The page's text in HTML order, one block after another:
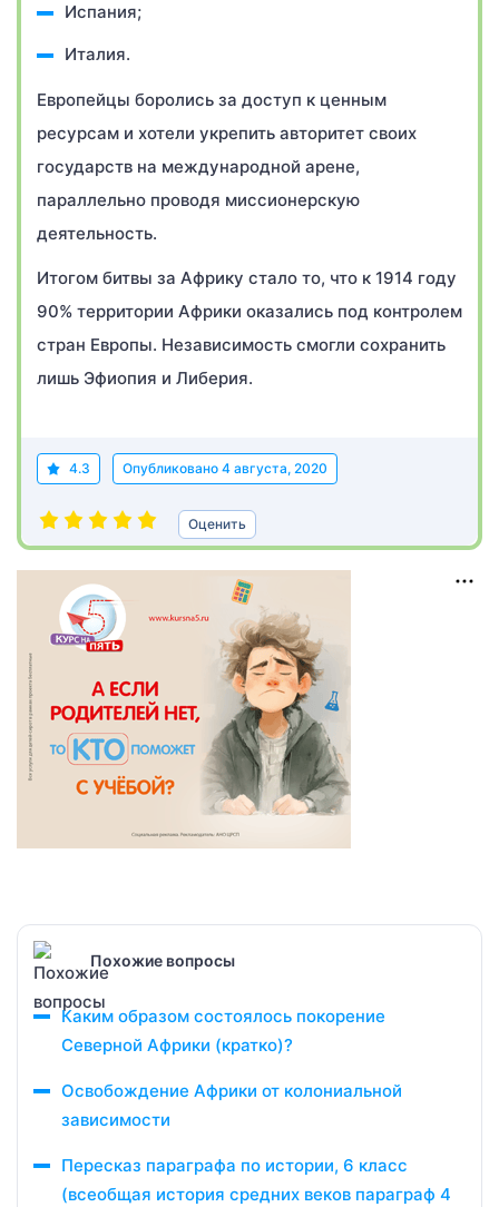
Испания;
Италия.
Европейцы боролись за доступ к ценным
ресурсам и хотели укрепить авторитет своих
государств на международной арене,
параллельно проводя миссионерскую
деятельность.
Итогом битвы за Африку стало то, что к 1914 году
90% территории Африки оказались под контролем
стран Европы. Независимость смогли сохранить
лишь Эфиопия и Либерия.
4.3 Опубликовано 4 августа, 2020
Оценить
Похожие вопросы
Каким образом состоялось покорение
Северной Африки (кратко)?
Освобождение Африки от колониальной
зависимости
Пересказ параграфа по истории, 6 класс
(всеобщая история средних веков параграф 4